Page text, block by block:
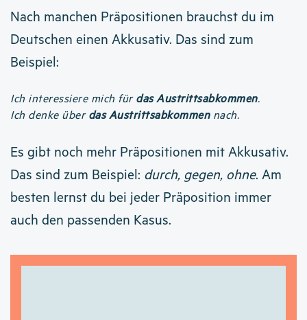
Nach manchen Präpositionen brauchst du im
Deutschen einen Akkusativ. Das sind zum
Beispiel:
Ich interessiere mich für das Austrittsabkommen.
Ich denke über das Austrittsabkommennach.
Es gibt noch mehr Präpositionen mit Akkusativ.
Das sind zum Beispiel: durch, gegen, ohne. Am
besten lernst du bei jeder Präposition immer
auch den passenden Kasus.